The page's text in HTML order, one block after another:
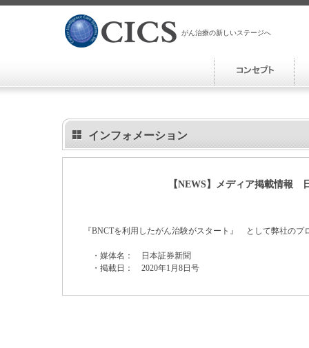
がん治療の新しいステージへ
インフォメーション
【NEWS】メディア掲載情報
『BNCTを利用したがん治験がスタート』 として弊社のプ
・媒体名： 日本証券新聞
・掲載日： 2020年1月8日号